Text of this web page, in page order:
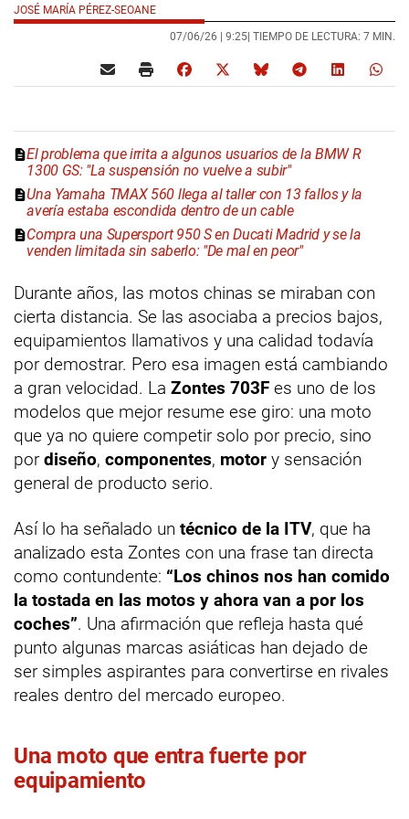
JOSÉ MARÍA PÉREZ-SEOANE
07/06/26 | 9:25 | TIEMPO DE LECTURA: 7 MIN.
El problema que irrita a algunos usuarios de la BMW R
1300 GS: "La suspensión no vuelve a subir"
Una Yamaha TMAX 560 llega al taller con 13 fallos y la
avería estaba escondida dentro de un cable
Compra una Supersport 950 S en Ducati Madrid y se la
venden limitada sin saberlo: "De mal en peor"
Durante años, las motos chinas se miraban con
cierta distancia. Se las asociaba a precios bajos,
equipamientos llamativos y una calidad todavía
por demostrar. Pero esa imagen está cambiando
a gran velocidad. La Zontes 703F es uno de los
modelos que mejor resume ese giro: una moto
que ya no quiere competir solo por precio, sino
por diseño, componentes, motor y sensación
general de producto serio.
Así lo ha señalado un técnico de la ITV, que ha
analizado esta Zontes con una frase tan directa
como contundente: “Los chinos nos han comido
la tostada en las motos y ahora van a por los
coches”. Una afirmación que refleja hasta qué
punto algunas marcas asiáticas han dejado de
ser simples aspirantes para convertirse en rivales
reales dentro del mercado europeo.
Una moto que entra fuerte por
equipamiento